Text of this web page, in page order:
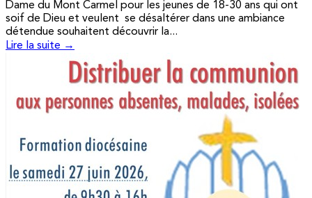
Dame du Mont Carmel pour les jeunes de 18-30 ans qui ont
soif de Dieu et veulent se désaltérer dans une ambiance
détendue souhaitent découvrir la...
Lire la suite →